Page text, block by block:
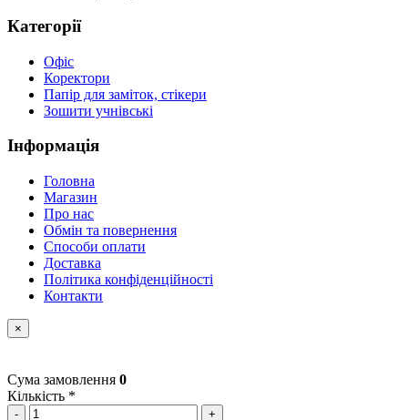
Категорії
Офіс
Коректори
Папір для заміток, стікери
Зошити учнівські
Інформація
Головна
Магазин
Про нас
Обмін та повернення
Способи оплати
Доставка
Політика конфіденційності
Контакти
×
Сума замовлення 0
Кількість *
- +